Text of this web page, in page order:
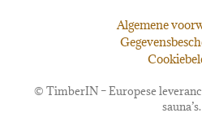
Algemene
© TimberIN – Europese
sauna’s.